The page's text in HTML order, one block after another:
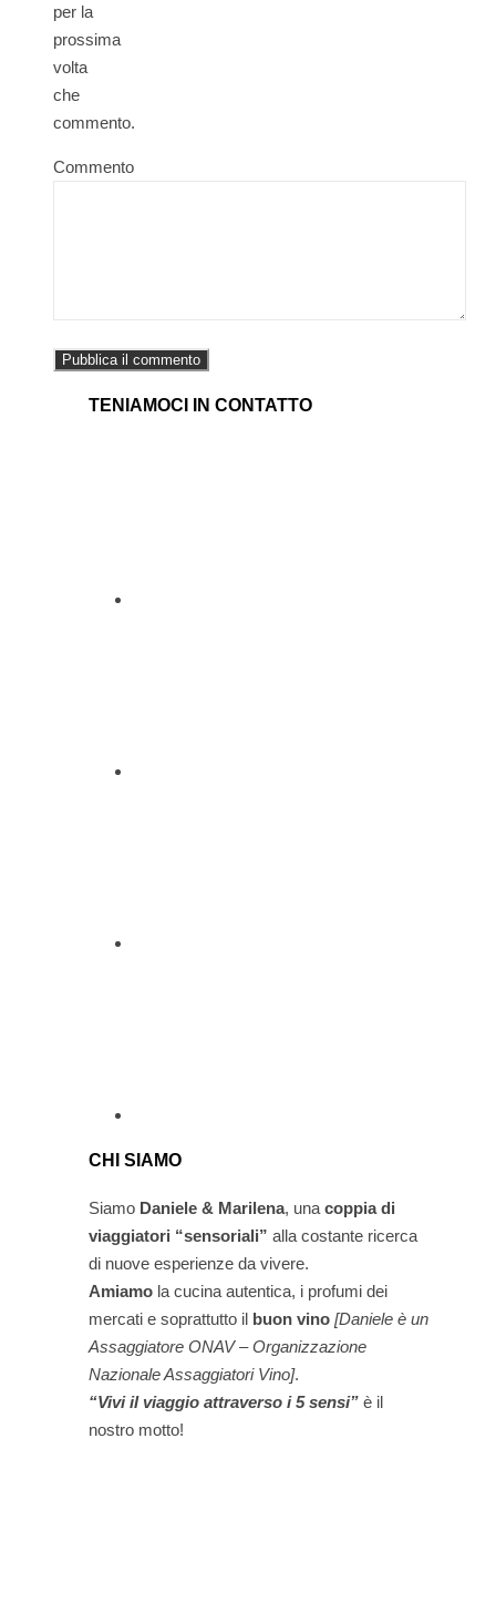
per la
prossima
volta
che
commento.
Commento
TENIAMOCI IN CONTATTO
CHI SIAMO
Siamo Daniele & Marilena, una coppia di
viaggiatori “sensoriali” alla costante ricerca
di nuove esperienze da vivere.
Amiamo la cucina autentica, i profumi dei
mercati e soprattutto il buon vino [Daniele è un
Assaggiatore ONAV – Organizzazione
Nazionale Assaggiatori Vino].
“Vivi il viaggio attraverso i 5 sensi” è il
nostro motto!